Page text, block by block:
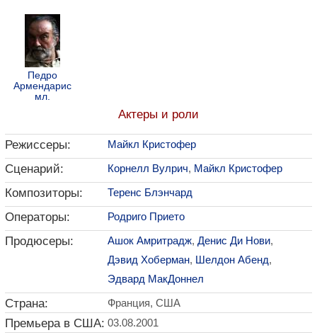
Педро
Армендарис
мл.
Актеры и роли
Режиссеры: Майкл Кристофер
Сценарий: Корнелл Вулрич, Майкл Кристофер
Композиторы: Теренс Блэнчард
Операторы: Родриго Прието
Продюсеры: Ашок Амритрадж, Денис Ди Нови,
Дэвид Хоберман, Шелдон Абенд,
Эдвард МакДоннел
Страна: Франция, США
Премьера в США: 03.08.2001